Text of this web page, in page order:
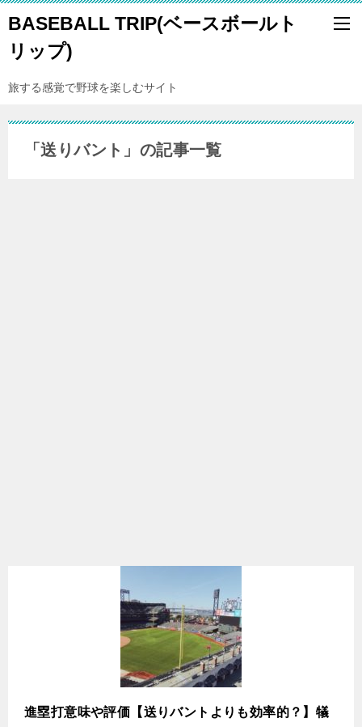
BASEBALL TRIP(ベースボールト
リップ)
旅する感覚で野球を楽しむサイト
「送りバント」の記事一覧
進塁打意味や評価【送りバントよりも効率的？】犠